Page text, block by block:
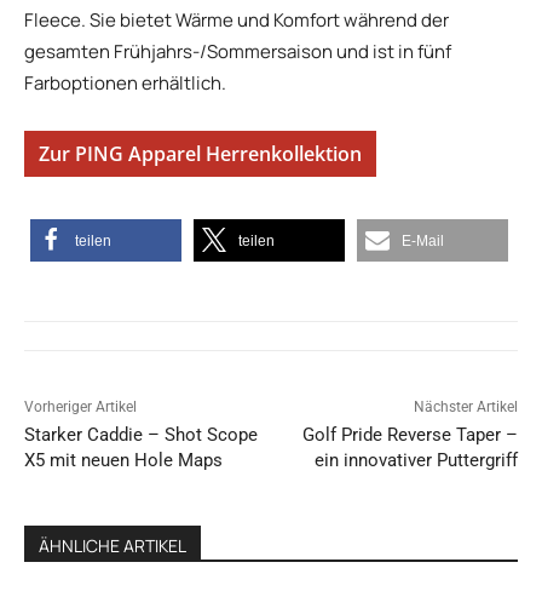
Fleece. Sie bietet Wärme und Komfort während der
gesamten Frühjahrs-/Sommersaison und ist in fünf
Farboptionen erhältlich.
Zur PING Apparel Herrenkollektion
teilen teilen E-Mail
Vorheriger Artikel
Starker Caddie – Shot Scope
X5 mit neuen Hole Maps
Nächster Artikel
Golf Pride Reverse Taper –
ein innovativer Puttergriff
ÄHNLICHE ARTIKEL